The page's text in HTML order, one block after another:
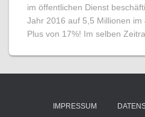
im öffentlichen Dienst
Jahr 2016 auf 5,5 Millionen
Plus von 17%! Im selben
IMPRESSUM